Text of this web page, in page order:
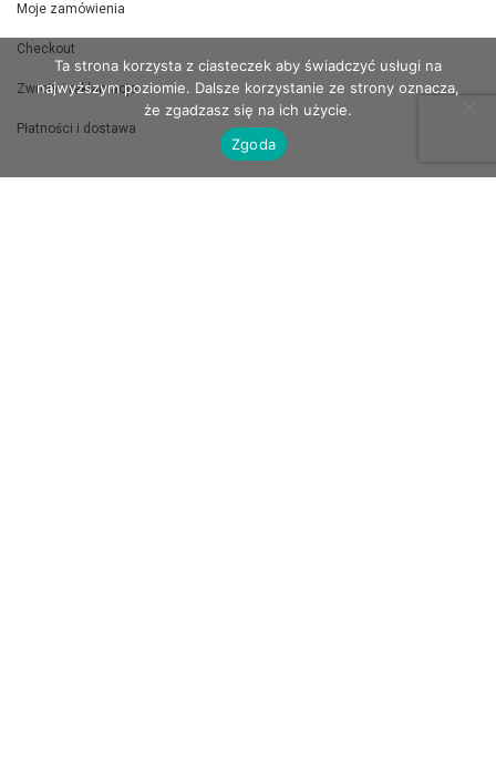
Moje zamówienia
Checkout
Zwroty i reklamacje
Płatności i dostawa
Ta strona korzysta z ciasteczek aby świadczyć usługi na
najwyższym poziomie. Dalsze korzystanie ze strony oznacza,
że zgadzasz się na ich użycie.
Zgoda